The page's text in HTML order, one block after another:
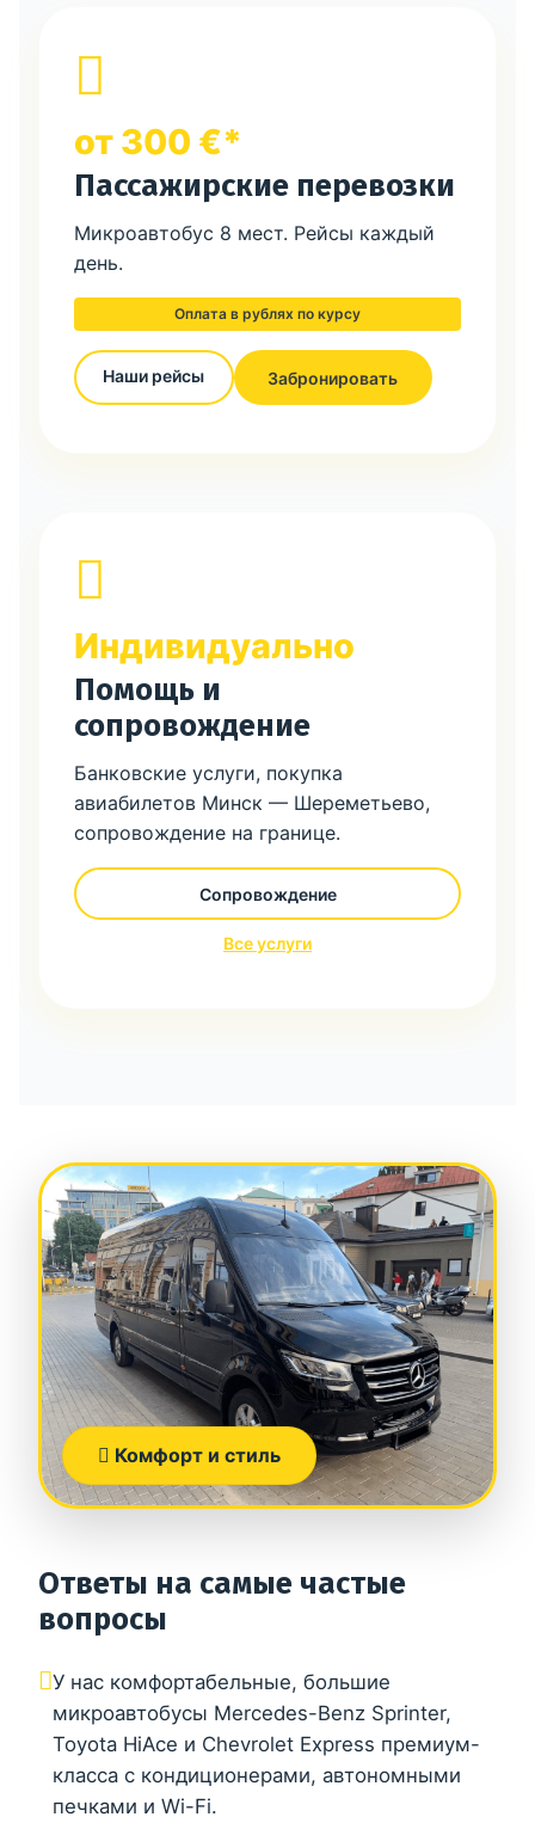
от 300 €*
Пассажирские перевозки
Микроавтобус 8 мест. Рейсы каждый
день.
Оплата в рублях по курсу
Наши рейсы Забронировать
Индивидуально
Помощь и
сопровождение
Банковские услуги, покупка
авиабилетов Минск — Шереметьево,
сопровождение на границе.
Сопровождение
Все услуги
Комфорт и стиль
Ответы на самые частые
вопросы
У нас комфортабельные, большие
микроавтобусы Mercedes-Benz Sprinter,
Toyota HiAce и Chevrolet Express премиум-
класса с кондиционерами, автономными
печками и Wi-Fi.